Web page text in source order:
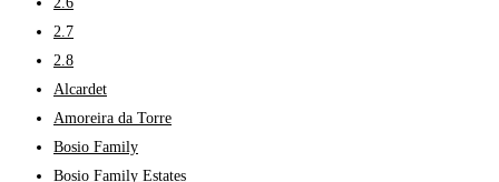
2.7
2.8
Alcardet
Amoreira da Torre
Bosio Family
Bosio Family Estates